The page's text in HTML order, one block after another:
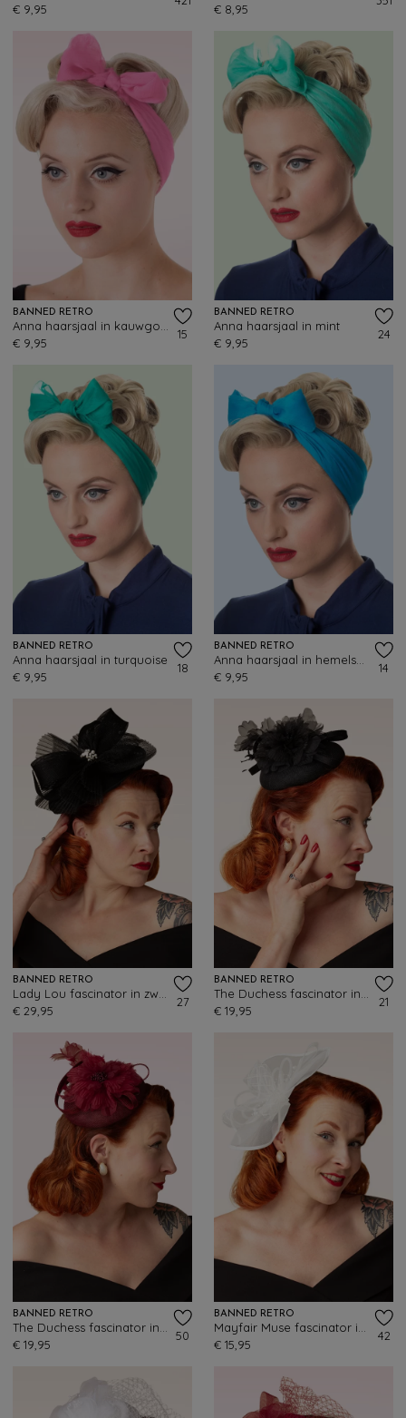
€ 9,95
€ 8,95
BANNED RETRO
€ 9,95
15
BANNED RETRO
Anna haarsjaal in mint
€ 9,95
24
BANNED RETRO
Anna haarsjaal in turquoise
€ 9,95
18
BANNED RETRO
€ 9,95
14
BANNED RETRO
€ 29,95
27
BANNED RETRO
€ 19,95
21
BANNED RETRO
€ 19,95
50
BANNED RETRO
€ 15,95
42